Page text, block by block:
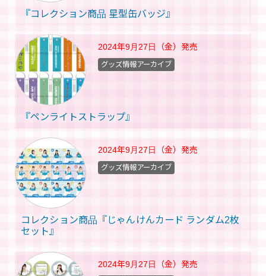
『コレクション商品 星型缶バッジ』
2024年9月27日（金） 発売
『ペンライトストラップ』
グッズ情報アーカイブ
2024年9月27日（金） 発売
コレクション商品『じゃんけんカード ランダム2枚
セット』
グッズ情報アーカイブ
2024年9月27日（金） 発売